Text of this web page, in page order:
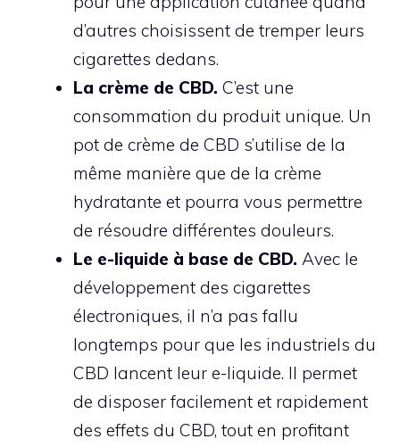
d’autres choisissent de tremper leurs
cigarettes dedans.
La crème de CBD. C’est une
consommation du produit unique. Un
pot de crème de CBD s’utilise de la
même manière que de la crème
hydratante et pourra vous permettre
de résoudre différentes douleurs.
Le e-liquide à base de CBD. Avec le
développement des cigarettes
électroniques, il n’a pas fallu
longtemps pour que les industriels du
CBD lancent leur e-liquide. Il permet
de disposer facilement et rapidement
des effets du CBD, tout en profitant